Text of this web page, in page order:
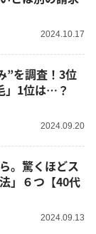
2024.10.17
”を調査！3位
」1位は…？
2024.09.20
。驚くほどス
」６つ【40代
2024.09.13